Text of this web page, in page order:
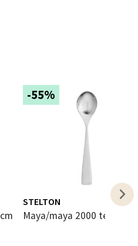
-55%
STELTON
Maya/maya 2000 teskje